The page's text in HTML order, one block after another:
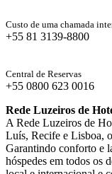
Custo de uma chamada
+55 81 3139-8800
Central de Reservas
+55 0800 623 0016
Rede Luzeiros de
A Rede Luzeiros de
Luís, Recife e Lisboa,
Garantindo conforto e
hóspedes em todos os